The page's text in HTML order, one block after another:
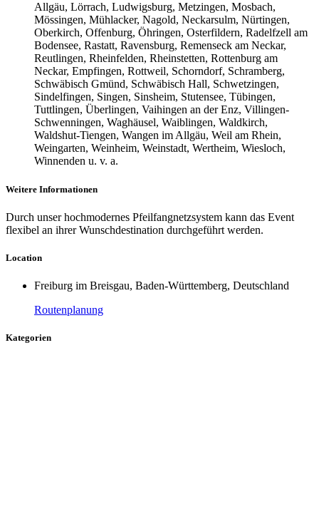
Allgäu, Lörrach, Ludwigsburg, Metzingen, Mosbach,
Mössingen, Mühlacker, Nagold, Neckarsulm, Nürtingen,
Oberkirch, Offenburg, Öhringen, Osterfildern, Radelfzell am
Bodensee, Rastatt, Ravensburg, Remenseck am Neckar,
Reutlingen, Rheinfelden, Rheinstetten, Rottenburg am
Neckar, Empfingen, Rottweil, Schorndorf, Schramberg,
Schwäbisch Gmünd, Schwäbisch Hall, Schwetzingen,
Sindelfingen, Singen, Sinsheim, Stutensee, Tübingen,
Tuttlingen, Überlingen, Vaihingen an der Enz, Villingen-
Schwenningen, Waghäusel, Waiblingen, Waldkirch,
Waldshut-Tiengen, Wangen im Allgäu, Weil am Rhein,
Weingarten, Weinheim, Weinstadt, Wertheim, Wiesloch,
Winnenden u. v. a.
Weitere Informationen
Durch unser hochmodernes Pfeilfangnetzsystem kann das Event
flexibel an ihrer Wunschdestination durchgeführt werden.
Location
Freiburg im Breisgau, Baden-Württemberg, Deutschland
Routenplanung
Kategorien